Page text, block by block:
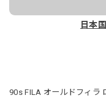
日本
90s FILA オールドフィラ